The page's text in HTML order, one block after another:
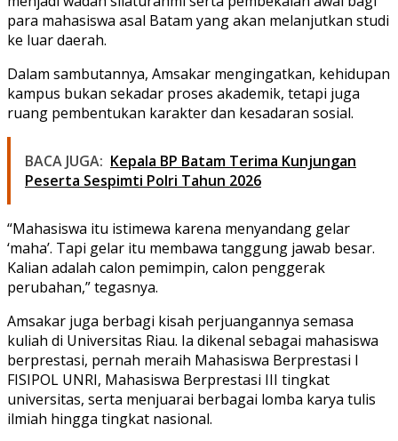
para mahasiswa asal Batam yang akan melanjutkan studi
ke luar daerah.
Dalam sambutannya, Amsakar mengingatkan, kehidupan
kampus bukan sekadar proses akademik, tetapi juga
ruang pembentukan karakter dan kesadaran sosial.
BACA JUGA: Kepala BP Batam Terima Kunjungan
Peserta Sespimti Polri Tahun 2026
“Mahasiswa itu istimewa karena menyandang gelar
‘maha’. Tapi gelar itu membawa tanggung jawab besar.
Kalian adalah calon pemimpin, calon penggerak
perubahan,” tegasnya.
Amsakar juga berbagi kisah perjuangannya semasa
kuliah di Universitas Riau. Ia dikenal sebagai mahasiswa
berprestasi, pernah meraih Mahasiswa Berprestasi I
FISIPOL UNRI, Mahasiswa Berprestasi III tingkat
universitas, serta menjuarai berbagai lomba karya tulis
ilmiah hingga tingkat nasional.